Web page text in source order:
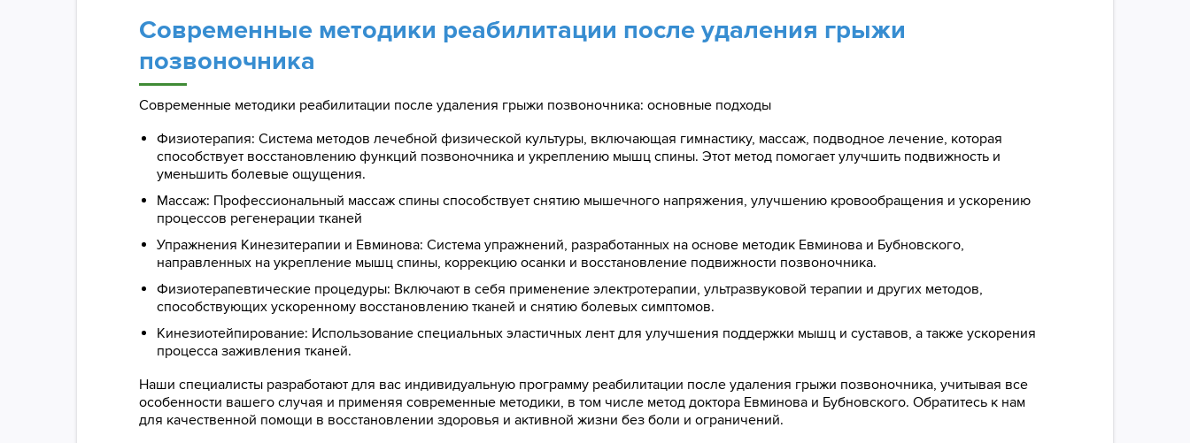
Современные методики реабилитации после удаления грыжи
позвоночника
Современные методики реабилитации после удаления грыжи позвоночника: основные подходы
Физиотерапия: Система методов лечебной физической культуры, включающая гимнастику, массаж, подводное лечение, которая
способствует восстановлению функций позвоночника и укреплению мышц спины. Этот метод помогает улучшить подвижность и
уменьшить болевые ощущения.
Массаж: Профессиональный массаж спины способствует снятию мышечного напряжения, улучшению кровообращения и ускорению
процессов регенерации тканей
Упражнения Кинезитерапии и Евминова: Система упражнений, разработанных на основе методик Евминова и Бубновского,
направленных на укрепление мышц спины, коррекцию осанки и восстановление подвижности позвоночника.
Физиотерапевтические процедуры: Включают в себя применение электротерапии, ультразвуковой терапии и других методов,
способствующих ускоренному восстановлению тканей и снятию болевых симптомов.
Кинезиотейпирование: Использование специальных эластичных лент для улучшения поддержки мышц и суставов, а также ускорения
процесса заживления тканей.
Наши специалисты разработают для вас индивидуальную программу реабилитации после удаления грыжи позвоночника, учитывая все
особенности вашего случая и применяя современные методики, в том числе метод доктора Евминова и Бубновского. Обратитесь к нам
для качественной помощи в восстановлении здоровья и активной жизни без боли и ограничений.